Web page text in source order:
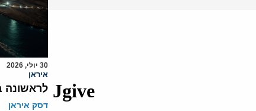
30 יולי, 2026
איראן
לראשונה
דסק איראן